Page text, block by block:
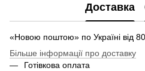
Доставка
«Новою поштою» по Україні від
Більше інформації про доставку
Готівкова оплата